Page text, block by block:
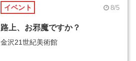
イベント 8/5
路上、お邪魔ですか？
金沢21世紀美術館